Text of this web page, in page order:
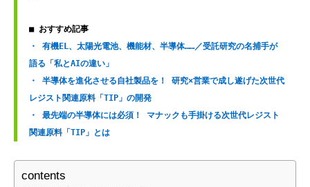
■ おすすめ記事
・ 有機EL、太陽光電池、機能材、半導体……／受託研究の名捕手が
語る「私とAIの違い」
・ 半導体を進化させる自社製品を！ 研究×営業で成し遂げた次世代
レジスト関連原料「TIP」の開発
・ 最先端の半導体には必須！ マナックも手掛ける次世代レジスト
関連原料「TIP」とは
contents